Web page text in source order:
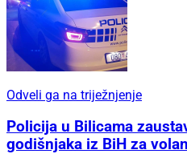
Odveli ga na triježnjenje
Policija u Bilicama
godišnjaka iz BiH za